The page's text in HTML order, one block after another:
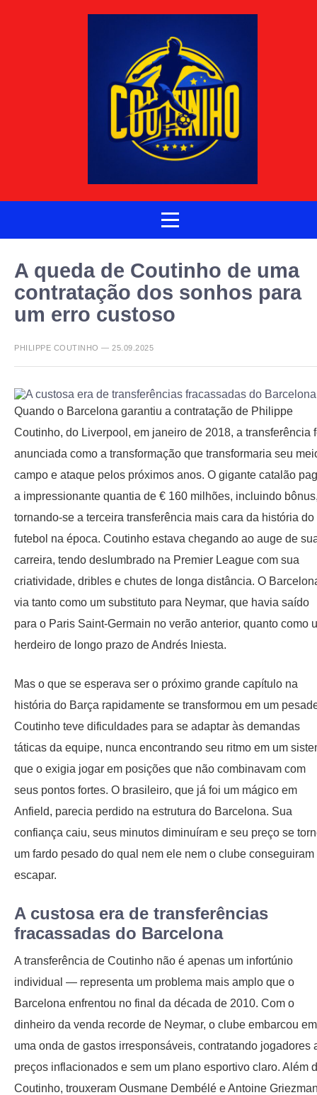
A queda de Coutinho de uma
contratação dos sonhos para
um erro custoso
PHILIPPE COUTINHO — 25.09.2025
Quando o Barcelona garantiu a contratação de Philippe
Coutinho, do Liverpool, em janeiro de 2018, a transferência
anunciada como a transformação que transformaria seu
campo e ataque pelos próximos anos. O gigante catalão
a impressionante quantia de € 160 milhões, incluindo
tornando-se a terceira transferência mais cara da história do
futebol na época. Coutinho estava chegando ao auge de
carreira, tendo deslumbrado na Premier League com sua
criatividade, dribles e chutes de longa distância. O
via tanto como um substituto para Neymar, que havia saído
para o Paris Saint-Germain no verão anterior, quanto como
herdeiro de longo prazo de Andrés Iniesta.
Mas o que se esperava ser o próximo grande capítulo na
história do Barça rapidamente se transformou em um
Coutinho teve dificuldades para se adaptar às demandas
táticas da equipe, nunca encontrando seu ritmo em um
que o exigia jogar em posições que não combinavam com
seus pontos fortes. O brasileiro, que já foi um mágico em
Anfield, parecia perdido na estrutura do Barcelona. Sua
confiança caiu, seus minutos diminuíram e seu preço se
um fardo pesado do qual nem ele nem o clube conseguiram
escapar.
A custosa era de transferências
fracassadas do Barcelona
A transferência de Coutinho não é apenas um infortúnio
individual — representa um problema mais amplo que o
Barcelona enfrentou no final da década de 2010. Com o
dinheiro da venda recorde de Neymar, o clube embarcou em
uma onda de gastos irresponsáveis, contratando jogadores
preços inflacionados e sem um plano esportivo claro. Além
Coutinho, trouxeram Ousmane Dembélé e Antoine